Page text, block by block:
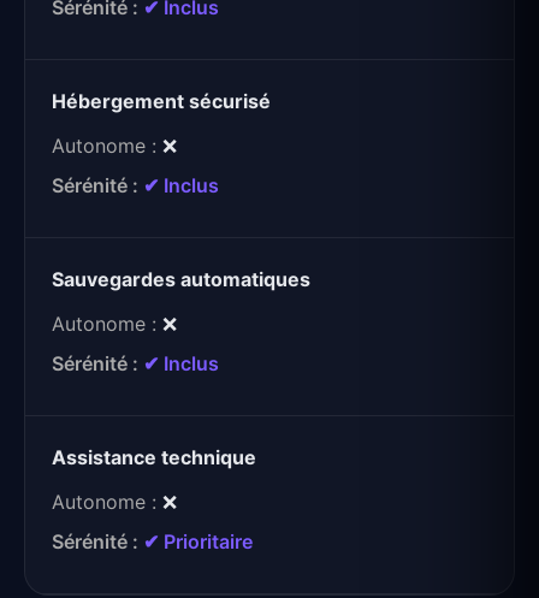
✔ Inclus
Hébergement sécurisé
❌
✔ Inclus
Sauvegardes automatiques
❌
✔ Inclus
Assistance technique
❌
✔ Prioritaire